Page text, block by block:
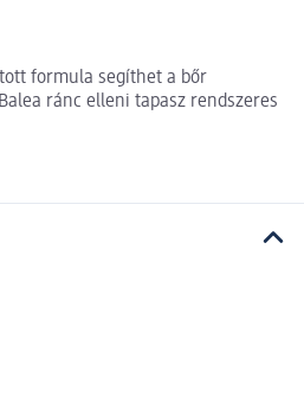
formula segíthet a bőr
ránc elleni tapasz rendszeres